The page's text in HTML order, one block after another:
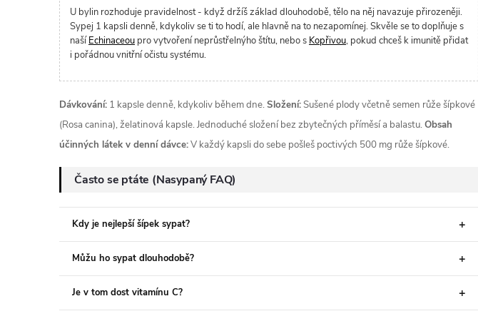
U bylin rozhoduje pravidelnost - když držíš základ dlouhodobě, tělo na něj navazuje přirozeněji.
Sypej 1 kapsli denně, kdykoliv se ti to hodí, ale hlavně na to nezapomínej. Skvěle se to doplňuje s
našíEchinaceou pro vytvoření neprůstřelnýho štítu, nebo s Kopřivou, pokud chceš k imunitě přidat
i pořádnou vnitřní očistu systému.
Dávkování: 1 kapsle denně, kdykoliv během dne.Složení:Sušené plody včetně semen růže šípkové
(Rosa canina), želatinová kapsle. Jednoduché složení bez zbytečných příměsí a balastu.Obsah
účinných látek v denní dávce:V každý kapsli do sebe pošleš poctivých 500 mg růže šípkové.
Často se ptáte (Nasypaný FAQ)
Kdy je nejlepší šípek sypat?
Můžu ho sypat dlouhodobě?
Je v tom dost vitamínu C?